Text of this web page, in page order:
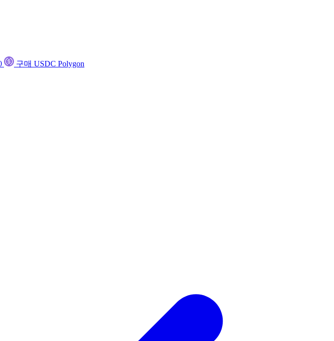
구매 USDC Polygon